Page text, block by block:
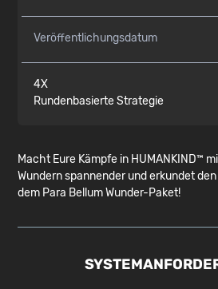
Veröffentlichungsdatum
4X
Rundenbasierte Strategie
Macht Eure Kämpfe in HUMANKIND™
Wundern spannender und erkundet
dem Para Bellum Wunder-Paket!